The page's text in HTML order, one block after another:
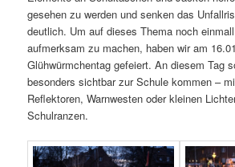
gesehen zu werden und senken das
deutlich. Um auf dieses Thema noch
aufmerksam zu machen, haben wir am
Glühwürmchentag gefeiert. An diesem Tag
besonders sichtbar zur Schule kommen –
Reflektoren, Warnwesten oder kleinen
Schulranzen.